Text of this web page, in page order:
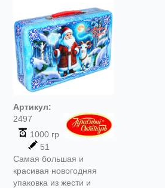
Артикул:
2497
1000 гр
51
Самая большая и
красивая новогодняя
упаковка из жести и